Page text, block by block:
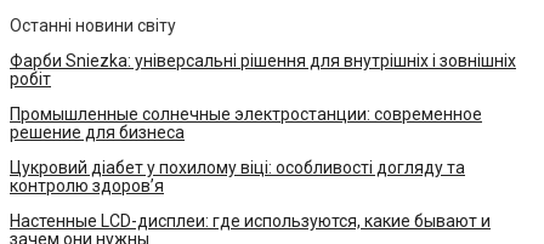
Останні новини світу
Фарби Sniezka: універсальні рішення для внутрішніх і зовнішніх
робіт
Промышленные солнечные электростанции: современное
решение для бизнеса
Цукровий діабет у похилому віці: особливості догляду та
контролю здоров’я
Настенные LCD-дисплеи: где используются, какие бывают и
зачем они нужны